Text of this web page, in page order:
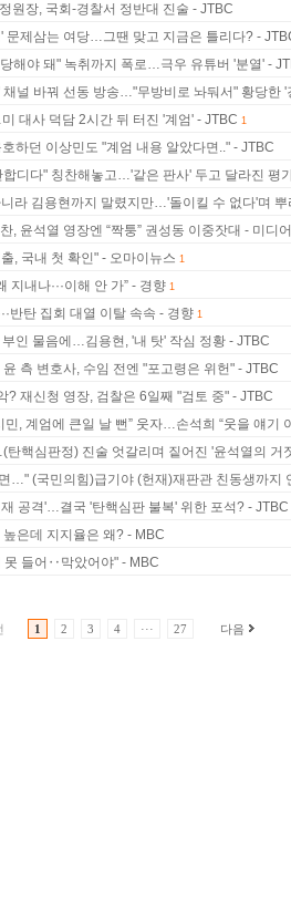
원장, 국회-경찰서 정반대 진술 - JTBC
문제삼는 여당…그땐 맞고 지금은 틀리다? -
해야 돼" 녹취까지 폭로…극우 유튜버 '분열' -
널 바꿔 선동 방송…"무방비로 놔둬서" 황당한 '
대사 덕담 2시간 뒤 터진 '계엄' - JTBC 1
하던 이상민도 "계엄 내용 알았다면.." - JTBC
디다" 칭찬해놓고…'같은 판사' 두고 달라진 평
라 김용현까지 말렸지만…'돌이킬 수 없다'며 뿌
, 윤석열 영장엔 “짝퉁” 권성동 이중잣대 - 미디
, 국내 첫 확인" - 오마이뉴스 1
지내나···이해 안 가” - 경향 1
반탄 집회 대열 이탈 속속 - 경향 1
인 물음에…김용현, '내 탓' 작심 정황 - JTBC
측 변호사, 수임 전엔 "포고령은 위헌" - JTBC
? 재신청 영장, 검찰은 6일째 "검토 중" - JTBC
, 계엄에 큰일 날 뻔” 웃자…손석희 “웃을 얘기
핵심판정) 진술 엇갈리며 짙어진 '윤석열의 거
…" (국민의힘)급기야 (헌재)재판관 친동생까지
공격'…결국 '탄핵심판 불복' 위한 포석? - JTBC
은데 지지율은 왜? - MBC
못 들어‥막았어야" - MBC
1 2 3 4 ··· 27 다음